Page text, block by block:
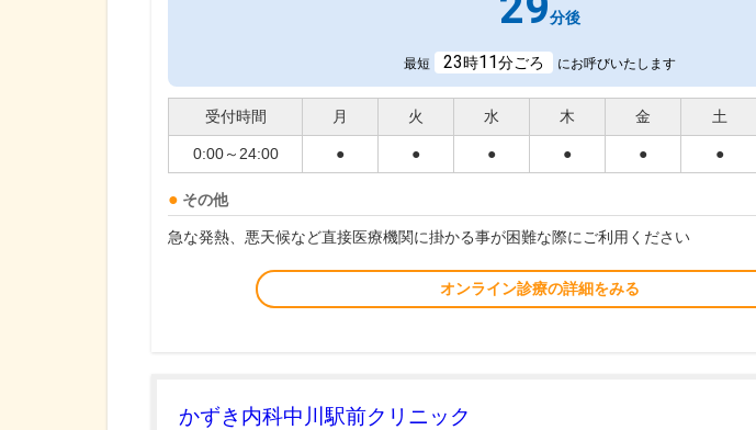
分後
最短 23時11分ごろ にお呼びいたします
受付時間 月 火 水 木 金 土
0:00～24:00 ● ● ● ● ● ●
その他
急な発熱、悪天候など直接医療機関に掛かる事が困難な際にご利用ください
オンライン診療の詳細をみる
かずき内科中川駅前クリニック